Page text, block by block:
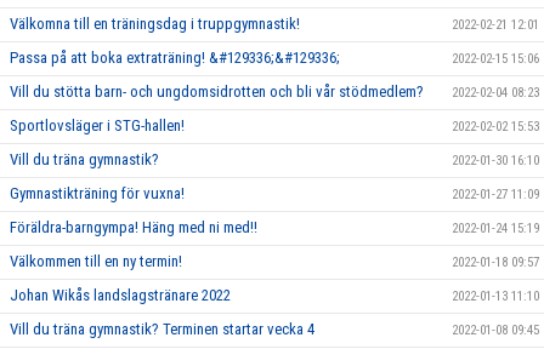
Välkomna till en träningsdag i truppgymnastik! 2022-02-21 12:01
Passa på att boka extraträning! &#129336;&#129336; 2022-02-15 15:06
Vill du stötta barn- och ungdomsidrotten och bli vår stödmedlem? 2022-02-04 08:23
Sportlovsläger i STG-hallen! 2022-02-02 15:53
Vill du träna gymnastik? 2022-01-30 16:10
Gymnastikträning för vuxna! 2022-01-27 11:09
Föräldra-barngympa! Häng med ni med!! 2022-01-24 15:19
Välkommen till en ny termin! 2022-01-18 09:57
Johan Wikås landslagstränare 2022 2022-01-13 11:10
Vill du träna gymnastik? Terminen startar vecka 4 2022-01-08 09:45